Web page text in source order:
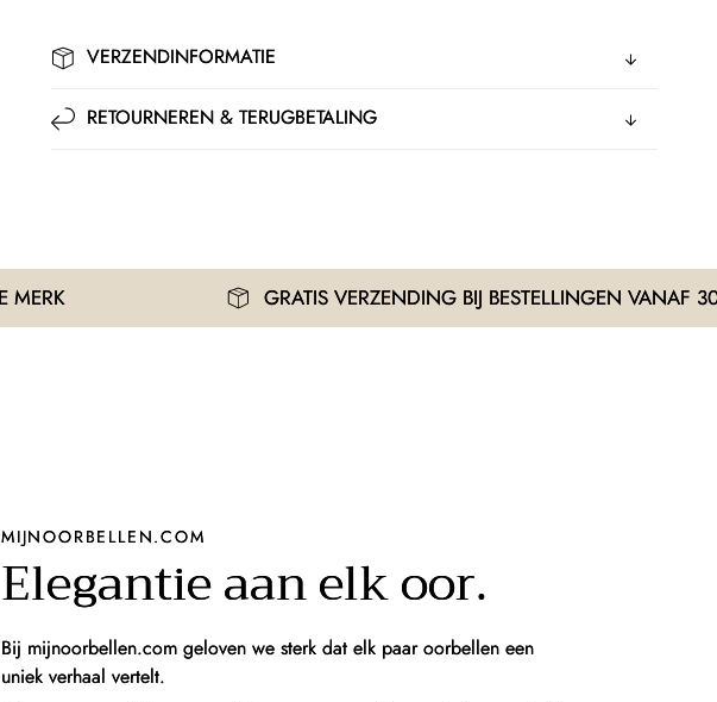
VERZENDINFORMATIE
RETOURNEREN & TERUGBETALING
GRATIS VERZENDING BIJ BESTELLINGEN VANAF 30€
MIJNOORBELLEN.COM
Elegantie aan elk oor.
Bij mijnoorbellen.com geloven we sterk dat elk paar oorbellen een
uniek verhaal vertelt.